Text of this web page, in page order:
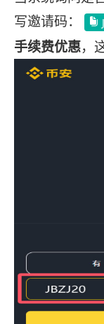
写邀请码：
手续费优惠，